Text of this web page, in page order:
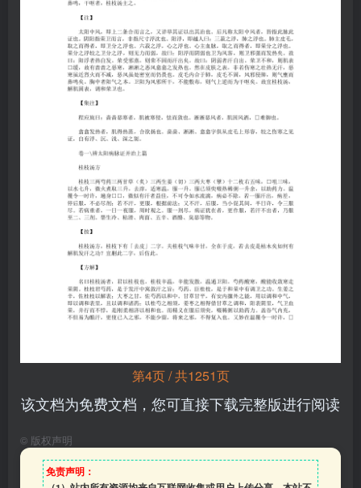
第4页 / 共1251页
该文档为免费文档，您可直接下载完整版进行阅读
© 版权声明
免责声明：